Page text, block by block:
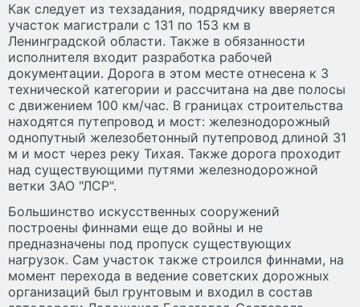
Как следует из техзадания, подрядчику вверяется
участок магистрали с 131 по 153 км в
Ленинградской области. Также в обязанности
исполнителя входит разработка рабочей
документации. Дорога в этом месте отнесена к 3
технической категории и рассчитана на две полосы
с движением 100 км/час. В границах строительства
находятся путепровод и мост: железнодорожный
однопутный железобетонный путепровод длиной 31
м и мост через реку Тихая. Также дорога проходит
над существующими путями железнодорожной
ветки ЗАО "ЛСР".
Большинство искусственных сооружений
построены финнами еще до войны и не
предназначены под пропуск существующих
нагрузок. Сам участок также строился финнами, на
момент перехода в ведение советских дорожных
организаций был грунтовым и входил в состав